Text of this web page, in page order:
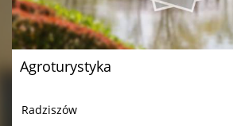
Agroturystyka
Radziszów